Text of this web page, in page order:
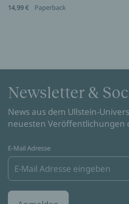
14,99 €
Paperback
Newsletter &
News aus dem Ullstein-
neuesten Veröffentlichungen
E-Mail Adresse